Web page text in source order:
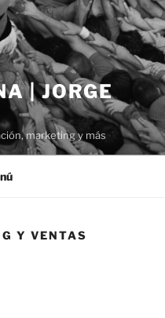
| JORGE
marketing y más
Y VENTAS